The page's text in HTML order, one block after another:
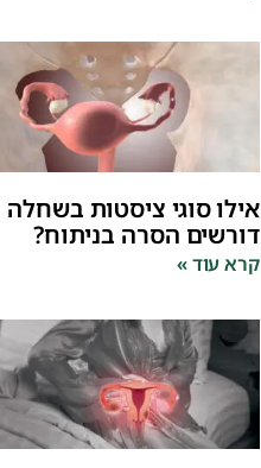
אילו סוגי ציסטות בשחלה
דורשים הסרה בניתוח?
קרא עוד »